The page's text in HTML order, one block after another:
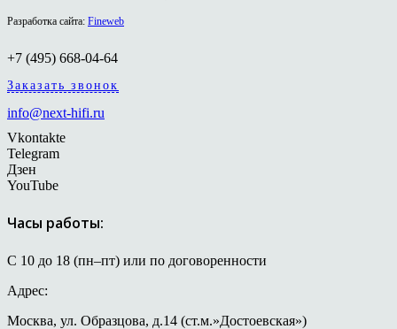
Разработка сайта: Fineweb
+7 (495) 668-04-64
Заказать звонок
info@next-hifi.ru
Vkontakte
Telegram
Дзен
YouTube
Часы работы:
С 10 до 18 (пн–пт) или по договоренности
Адрес:
Москва, ул. Образцова, д.14 (ст.м.»Достоевская»)